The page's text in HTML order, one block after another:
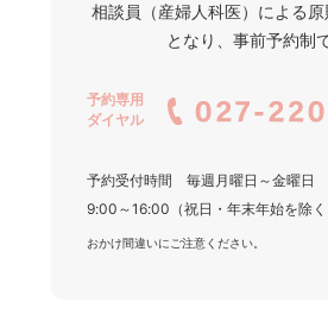
相談員（産婦人科医）による
となり、事前予約制
予約専用
ダイヤル
予約受付時間 毎週月曜日～金曜日
9:00～16:00（祝日・年末年始を除く
おかけ間違いにご注意ください。